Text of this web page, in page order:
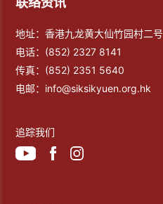
地址：香港九龙黄大仙竹园村二号
电话： (852) 2327 8141
传真： (852) 2351 5640
电邮： info@siksikyuen.org.hk
追踪我们